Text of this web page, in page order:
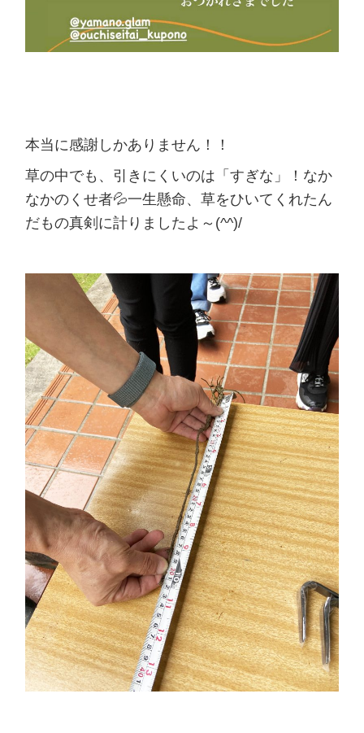
本当に感謝しかありません！！
草の中でも、引きにくいのは「すぎな」！なか
なかのくせ者💦一生懸命、草をひいてくれたん
だもの真剣に計りましたよ～(^^)/